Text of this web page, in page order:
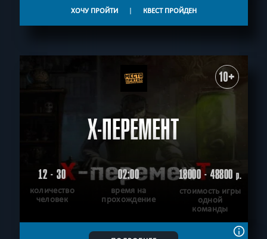
ХОЧУ ПРОЙТИ | КВЕСТ ПРОЙДЕН
10+
Х-ПЕРЕМЕНТ
12 - 30
количество
человек
02:00
время на
прохождение
18000 - 48800р.
стоимость игры
одной
команды